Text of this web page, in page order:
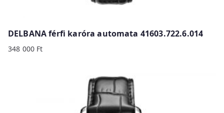
DELBANA férfi karóra automata 41603.722.6.014
348 000 Ft